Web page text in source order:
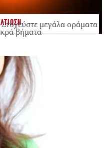
μεγάλα οράματα
βήματα